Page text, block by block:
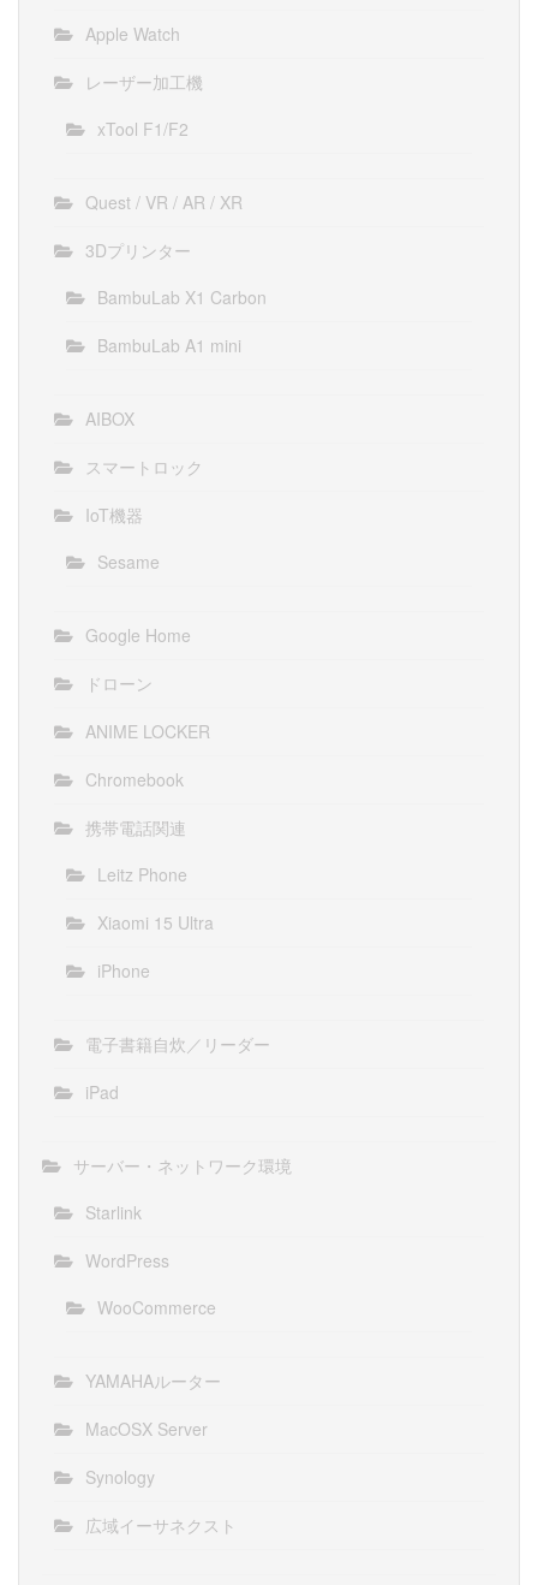
Apple Watch
レーザー加工機
xTool F1/F2
Quest / VR / AR / XR
3Dプリンター
BambuLab X1 Carbon
BambuLab A1 mini
AIBOX
スマートロック
IoT機器
Sesame
Google Home
ドローン
ANIME LOCKER
Chromebook
携帯電話関連
Leitz Phone
Xiaomi 15 Ultra
iPhone
電子書籍自炊／リーダー
iPad
サーバー・ネットワーク環境
Starlink
WordPress
WooCommerce
YAMAHAルーター
MacOSX Server
Synology
広域イーサネクスト